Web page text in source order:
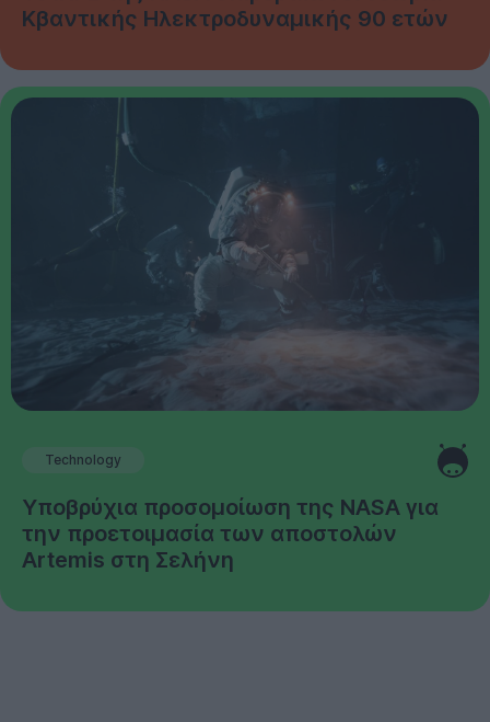
Κβαντικής Ηλεκτροδυναμικής 90 ετών
Technology
Υποβρύχια προσομοίωση της NASA για
την προετοιμασία των αποστολών
Artemis στη Σελήνη